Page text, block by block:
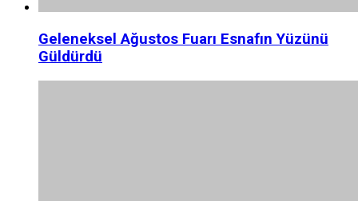
Geleneksel Ağustos Fuarı Esnafın Yüzünü
Güldürdü